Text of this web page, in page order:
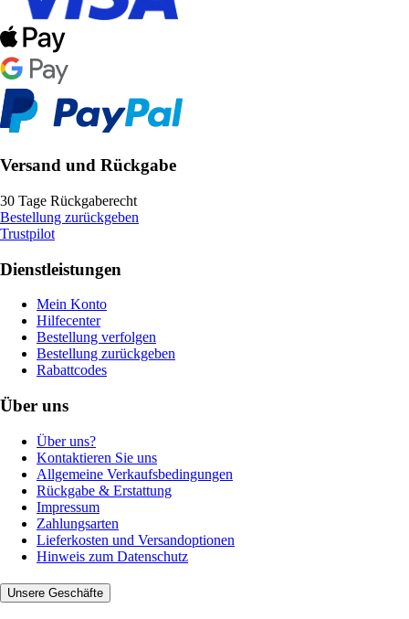
Versand und Rückgabe
30 Tage Rückgaberecht
Bestellung zurückgeben
Trustpilot
Dienstleistungen
Mein Konto
Hilfecenter
Bestellung verfolgen
Bestellung zurückgeben
Rabattcodes
Über uns
Über uns?
Kontaktieren Sie uns
Allgemeine Verkaufsbedingungen
Rückgabe & Erstattung
Impressum
Zahlungsarten
Lieferkosten und Versandoptionen
Hinweis zum Datenschutz
Unsere Geschäfte